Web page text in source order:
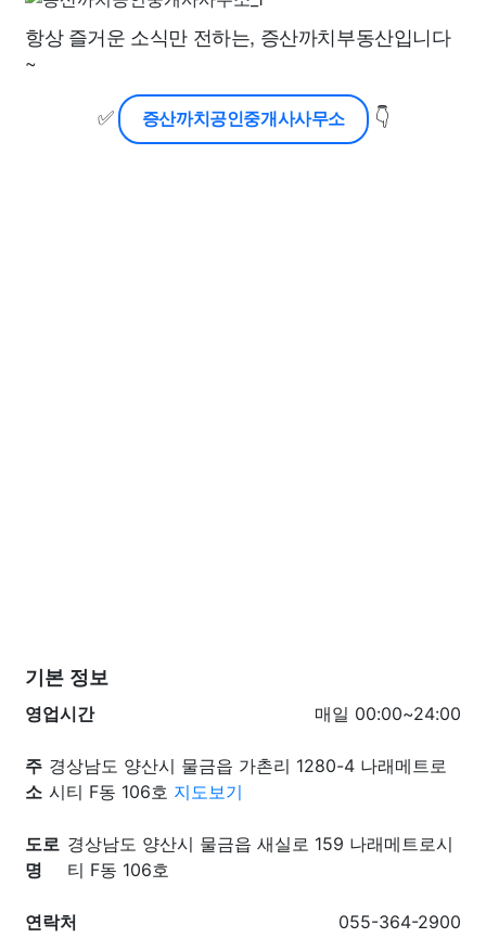
항상 즐거운 소식만 전하는, 증산까치부동산입니다
~
✅
증산까치공인중개사사무소 👇
기본 정보
영업시간
매일 00:00~24:00
주
소
경상남도 양산시 물금읍 가촌리 1280-4 나래메트로
시티 F동 106호 지도보기
도로
명
경상남도 양산시 물금읍 새실로 159 나래메트로시
티 F동 106호
연락처 055-364-2900